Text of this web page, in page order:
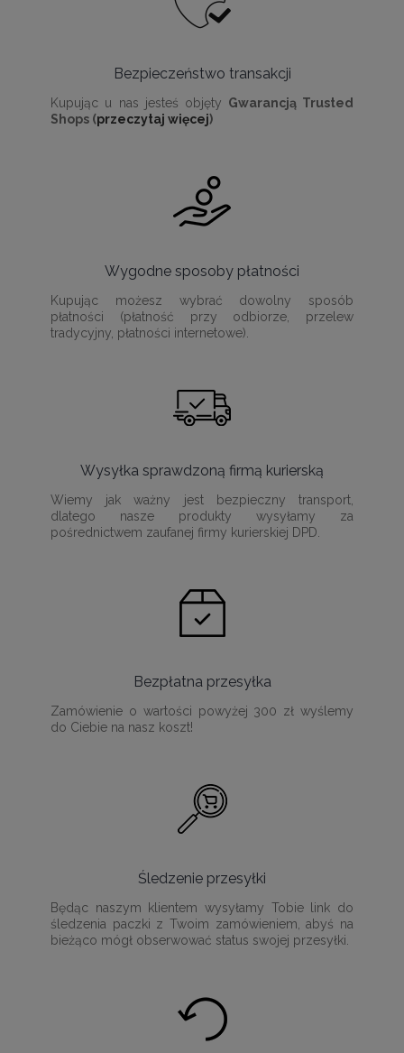
Bezpieczeństwo transakcji
Kupując u nas jesteś objęty Gwarancją Trusted
Shops (przeczytaj więcej)
Wygodne sposoby płatności
Kupując możesz wybrać dowolny sposób
płatności (płatność przy odbiorze, przelew
tradycyjny, płatności internetowe).
Wysyłka sprawdzoną firmą kurierską
Wiemy jak ważny jest bezpieczny transport,
dlatego nasze produkty wysyłamy za
pośrednictwem zaufanej firmy kurierskiej DPD.
Bezpłatna przesyłka
Zamówienie o wartości powyżej 300 zł wyślemy
do Ciebie na nasz koszt!
Śledzenie przesyłki
Będąc naszym klientem wysyłamy Tobie link do
śledzenia paczki z Twoim zamówieniem, abyś na
bieżąco mógł obserwować status swojej przesyłki.